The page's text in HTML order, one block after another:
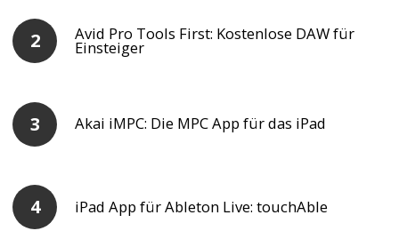
Avid Pro Tools First: Kostenlose DAW für
Einsteiger
Akai iMPC: Die MPC App für das iPad
iPad App für Ableton Live: touchAble